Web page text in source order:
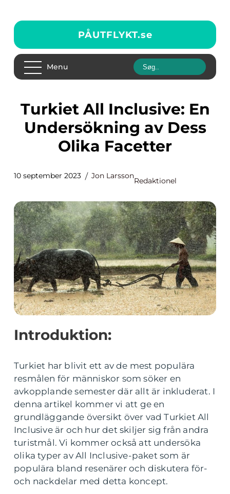
PÅUTFLYKT.se
Menu
Turkiet All Inclusive: En
Undersökning av Dess
Olika Facetter
10 september 2023 Jon Larsson
Redaktionel
Introduktion:
Turkiet har blivit ett av de mest populära
resmålen för människor som söker en
avkopplande semester där allt är inkluderat. I
denna artikel kommer vi att ge en
grundläggande översikt över vad Turkiet All
Inclusive är och hur det skiljer sig från andra
turistmål. Vi kommer också att undersöka
olika typer av All Inclusive-paket som är
populära bland resenärer och diskutera för-
och nackdelar med detta koncept.